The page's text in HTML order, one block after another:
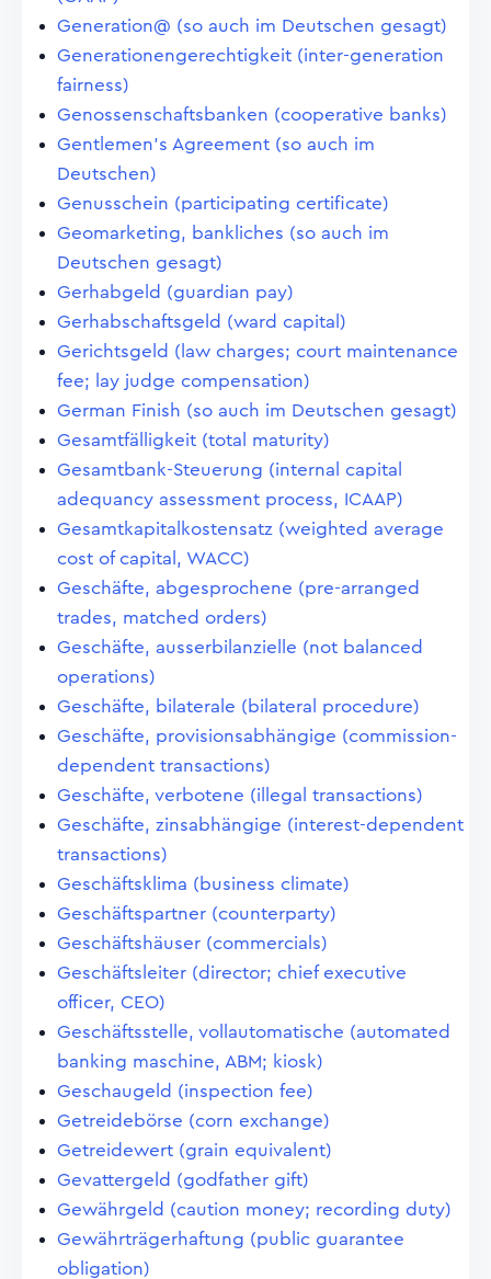
Generation@ (so auch im Deutschen gesagt)
Generationengerechtigkeit (inter-generation
fairness)
Genossenschaftsbanken (cooperative banks)
Gentlemen's Agreement (so auch im
Deutschen)
Genusschein (participating certificate)
Geomarketing, bankliches (so auch im
Deutschen gesagt)
Gerhabgeld (guardian pay)
Gerhabschaftsgeld (ward capital)
Gerichtsgeld (law charges; court maintenance
fee; lay judge compensation)
German Finish (so auch im Deutschen gesagt)
Gesamtfälligkeit (total maturity)
Gesamtbank-Steuerung (internal capital
adequancy assessment process, ICAAP)
Gesamtkapitalkostensatz (weighted average
cost of capital, WACC)
Geschäfte, abgesprochene (pre-arranged
trades, matched orders)
Geschäfte, ausserbilanzielle (not balanced
operations)
Geschäfte, bilaterale (bilateral procedure)
Geschäfte, provisionsabhängige (commission-
dependent transactions)
Geschäfte, verbotene (illegal transactions)
Geschäfte, zinsabhängige (interest-dependent
transactions)
Geschäftsklima (business climate)
Geschäftspartner (counterparty)
Geschäftshäuser (commercials)
Geschäftsleiter (director; chief executive
officer, CEO)
Geschäftsstelle, vollautomatische (automated
banking maschine, ABM; kiosk)
Geschaugeld (inspection fee)
Getreidebörse (corn exchange)
Getreidewert (grain equivalent)
Gevattergeld (godfather gift)
Gewährgeld (caution money; recording duty)
Gewährträgerhaftung (public guarantee
obligation)